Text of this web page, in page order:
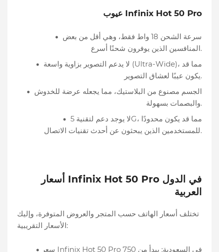
عيوب Infinix Hot 50 Pro
المنافسين الذين يوفرون شحنًا أسرع.
يكون عيبًا لعشاق التصوير.
والبصمات بسهولة.
للمستخدمين الذين يبحثون عن أحدث تقنيات الاتصال.
أسعار Infinix Hot 50 Pro في الدول
العربية
تختلف أسعار الهاتف حسب المتجر والعروض المتوفرة، وإليك
الأسعار التقريبية:
سعر Infinix Hot 50 Pro في السعودية: يبدأ من 750